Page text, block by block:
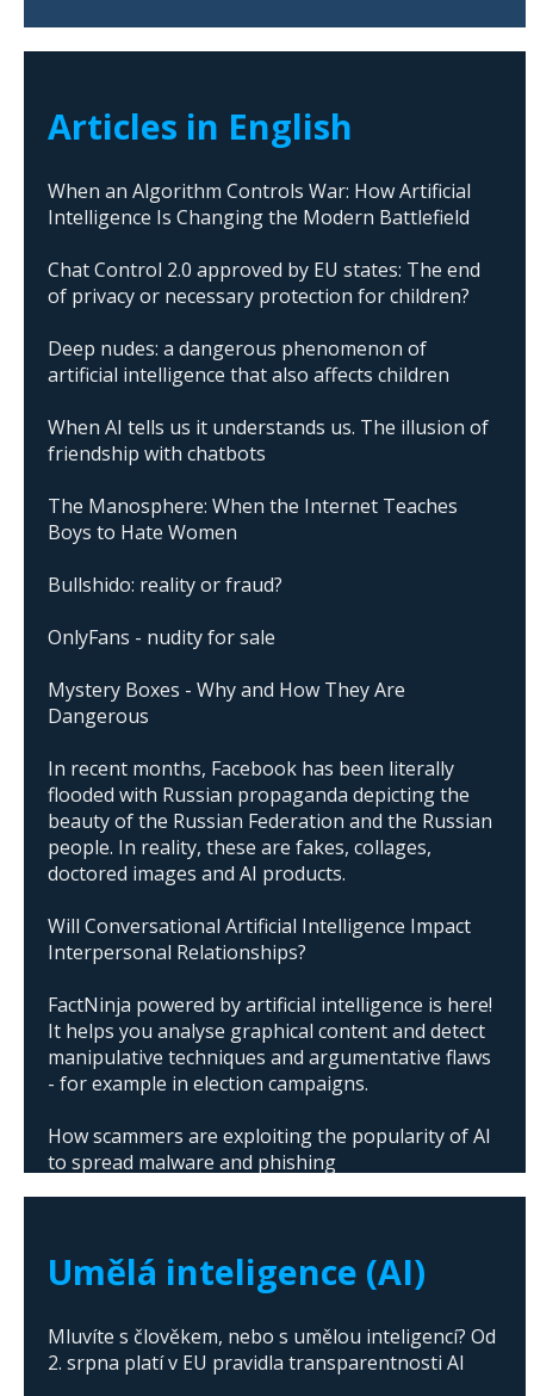
Articles in English
When an Algorithm Controls War: How Artificial
Intelligence Is Changing the Modern Battlefield
Chat Control 2.0 approved by EU states: The end
of privacy or necessary protection for children?
Deep nudes: a dangerous phenomenon of
artificial intelligence that also affects children
When AI tells us it understands us. The illusion of
friendship with chatbots
The Manosphere: When the Internet Teaches
Boys to Hate Women
Bullshido: reality or fraud?
OnlyFans - nudity for sale
Mystery Boxes - Why and How They Are
Dangerous
In recent months, Facebook has been literally
flooded with Russian propaganda depicting the
beauty of the Russian Federation and the Russian
people. In reality, these are fakes, collages,
doctored images and AI products.
Will Conversational Artificial Intelligence Impact
Interpersonal Relationships?
FactNinja powered by artificial intelligence is here!
It helps you analyse graphical content and detect
manipulative techniques and argumentative flaws
- for example in election campaigns.
How scammers are exploiting the popularity of AI
to spread malware and phishing
Umělá inteligence (AI)
Mluvíte s člověkem, nebo s umělou inteligencí? Od
2. srpna platí v EU pravidla transparentnosti AI